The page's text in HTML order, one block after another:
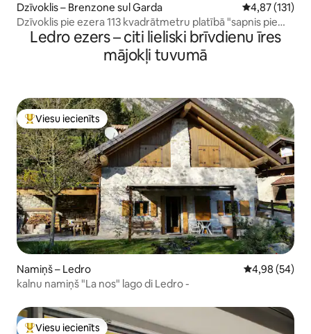
Dzīvoklis – Brenzone sul Garda Vidējais
4,87 (131)
Dzīvoklis pie ezera 113 kvadrātmetru platībā "sapnis pie
ezera"
Ledro ezers – citi lieliski brīvdienu īres
mājokļi tuvumā
Populārs viesu iecienīts mājoklis
Viesu iecienīts
Namiņš – Ledro Vidējais
4,98 (54)
kalnu namiņš "La nos" lago di Ledro -
Viesu iecienīts